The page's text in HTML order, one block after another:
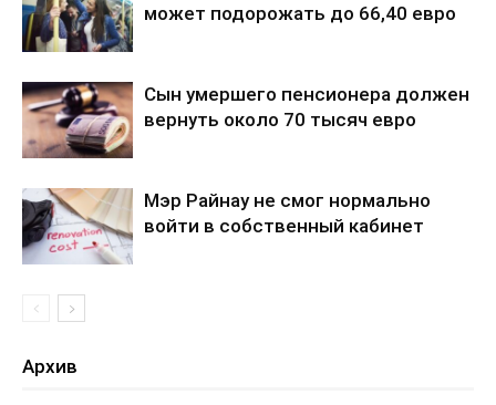
может подорожать до 66,40 евро
Сын умершего пенсионера должен
вернуть около 70 тысяч евро
Мэр Райнау не смог нормально
войти в собственный кабинет
Архив